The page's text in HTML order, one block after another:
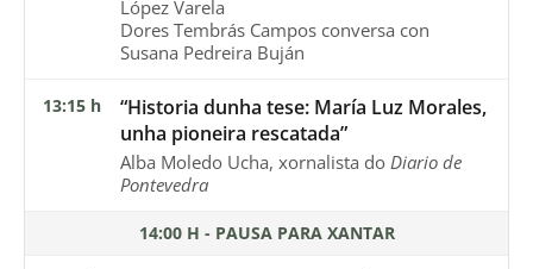
López Varela
Dores Tembrás Campos conversa con
Susana Pedreira Buján
13:15 h
“Historia dunha tese: María Luz Morales,
unha pioneira rescatada”
Alba Moledo Ucha, xornalista do Diario de
Pontevedra
14:00 H - PAUSA PARA XANTAR